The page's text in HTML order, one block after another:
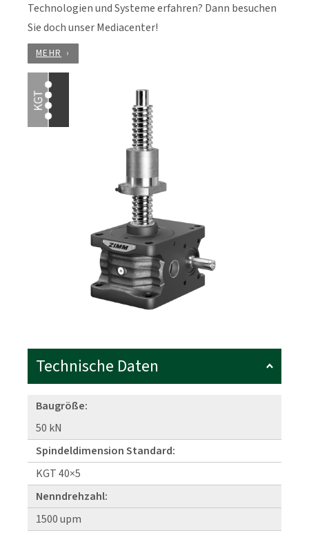
Technologien und Systeme erfahren? Dann besuchen
Sie doch unser Mediacenter!
MEHR
Technische Daten
Baugröße:
50 kN
Spindeldimension Standard:
KGT 40×5
Nenndrehzahl:
1500 upm